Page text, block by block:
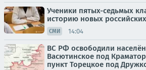
Ученики пятых-седьмых
историю новых
СМИ 14:04
ВС РФ освободили
Васютинское под
пункт Торецкое под